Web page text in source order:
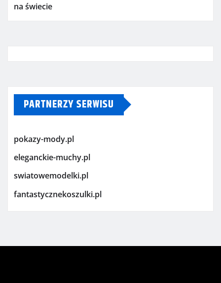
na świecie
PARTNERZY SERWISU
pokazy-mody.pl
eleganckie-muchy.pl
swiatowemodelki.pl
fantastycznekoszulki.pl